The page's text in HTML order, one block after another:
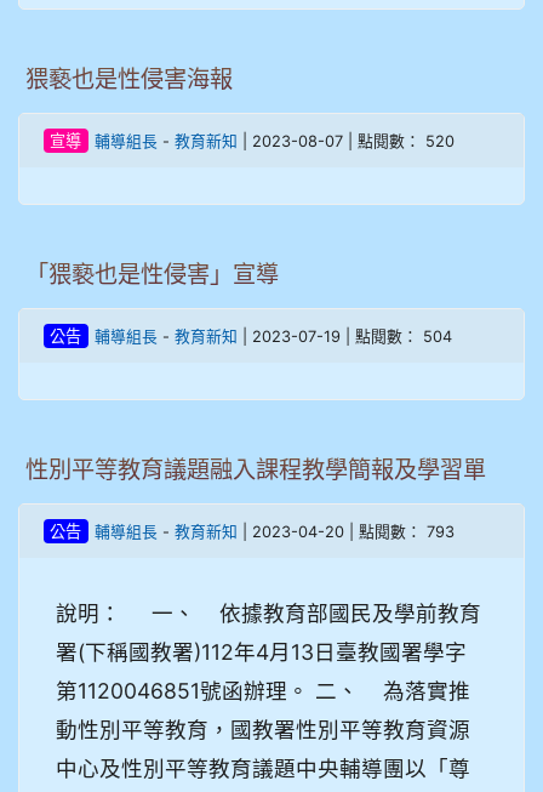
猥褻也是性侵害海報
宣導 輔導組長 - 教育新知 | 2023-08-07 | 點閱數： 520
「猥褻也是性侵害」宣導
公告 輔導組長 - 教育新知 | 2023-07-19 | 點閱數： 504
性別平等教育議題融入課程教學簡報及學習單
公告 輔導組長 - 教育新知 | 2023-04-20 | 點閱數： 793
說明： 一、 依據教育部國民及學前教育
署(下稱國教署)112年4月13日臺教國署學字
第1120046851號函辦理。 二、 為落實推
動性別平等教育，國教署性別平等教育資源
中心及性別平等教育議題中央輔導團以「尊